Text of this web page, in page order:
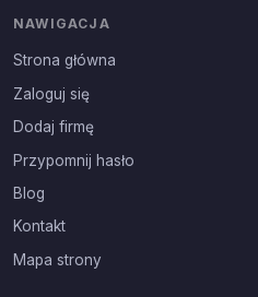
NAWIGACJA
Strona główna
Zaloguj się
Dodaj firmę
Przypomnij hasło
Blog
Kontakt
Mapa strony